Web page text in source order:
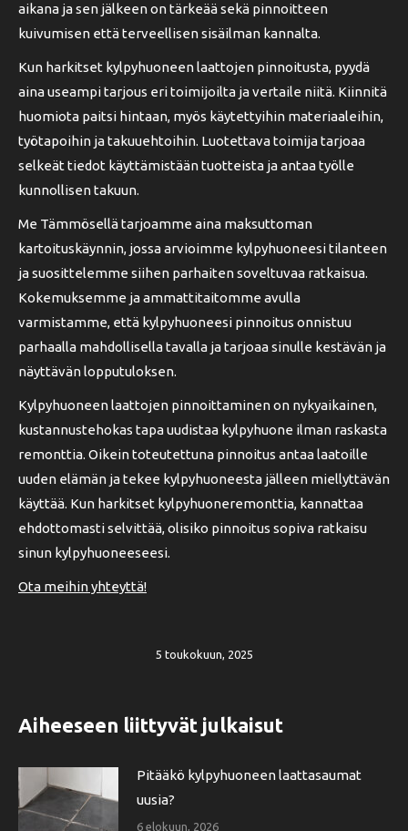
aikana ja sen jälkeen on tärkeää sekä pinnoitteen
kuivumisen että terveellisen sisäilman kannalta.
Kun harkitset kylpyhuoneen laattojen pinnoitusta, pyydä
aina useampi tarjous eri toimijoilta ja vertaile niitä. Kiinnitä
huomiota paitsi hintaan, myös käytettyihin materiaaleihin,
työtapoihin ja takuuehtoihin. Luotettava toimija tarjoaa
selkeät tiedot käyttämistään tuotteista ja antaa työlle
kunnollisen takuun.
Me Tämmösellä tarjoamme aina maksuttoman
kartoituskäynnin, jossa arvioimme kylpyhuoneesi tilanteen
ja suosittelemme siihen parhaiten soveltuvaa ratkaisua.
Kokemuksemme ja ammattitaitomme avulla
varmistamme, että kylpyhuoneesi pinnoitus onnistuu
parhaalla mahdollisella tavalla ja tarjoaa sinulle kestävän ja
näyttävän lopputuloksen.
Kylpyhuoneen laattojen pinnoittaminen on nykyaikainen,
kustannustehokas tapa uudistaa kylpyhuone ilman raskasta
remonttia. Oikein toteutettuna pinnoitus antaa laatoille
uuden elämän ja tekee kylpyhuoneesta jälleen miellyttävän
käyttää. Kun harkitset kylpyhuoneremonttia, kannattaa
ehdottomasti selvittää, olisiko pinnoitus sopiva ratkaisu
sinun kylpyhuoneeseesi.
Ota meihin yhteyttä!
5 toukokuun, 2025
Aiheeseen liittyvät julkaisut
Pitääkö kylpyhuoneen laattasaumat
uusia?
6 elokuun, 2026